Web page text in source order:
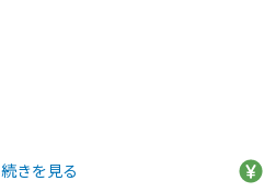
・ケチャップ&マスタード
続きを見る